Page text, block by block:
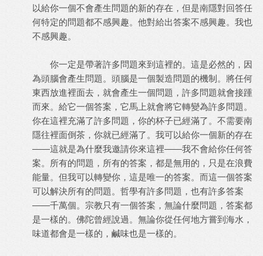
以給你一個不會產生問題的新的存在，但是南隱對回答任
何特定的問題都不感興趣。他對給出答案不感興趣。我也
不感興趣。
你一定是帶著許多問題來到這裡的。這是必然的，因
為頭腦會產生問題。頭腦是一個製造問題的機制。將任何
東西放進裡面去，就會產生一個問題，許多問題就會接踵
而來。給它一個答案，它馬上就會將它轉變為許多問題。
你在這裡充滿了許多問題，你的杯子已經滿了。不需要南
隱往裡面倒茶，你就已經滿了。我可以給你一個新的存在
——這就是為什麼我邀請你來這裡——我不會給你任何答
案。所有的問題，所有的答案，都是無用的，只是在浪費
能量。但我可以轉變你，這是唯一的答案。而這一個答案
可以解決所有的問題。哲學有許多問題，也有許多答案
——千萬個。宗教只有一個答案，無論什麼問題，答案都
是一樣的。佛陀曾經說過。無論你從任何地方嘗到海水，
味道都會是一樣的，鹹味也是一樣的。